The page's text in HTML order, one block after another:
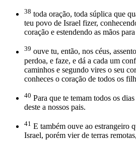
38 toda oração, toda súplica que
teu povo de Israel fizer,
coração e estendendo as mãos para
39 ouve tu, então, nos céus,
perdoa, e faze, e dá a cada um
caminhos e segundo vires o seu
conheces o coração de todos os
40 Para que te temam todos os
deste a nossos pais.
41 E também ouve ao estrangeiro
Israel, porém vier de terras